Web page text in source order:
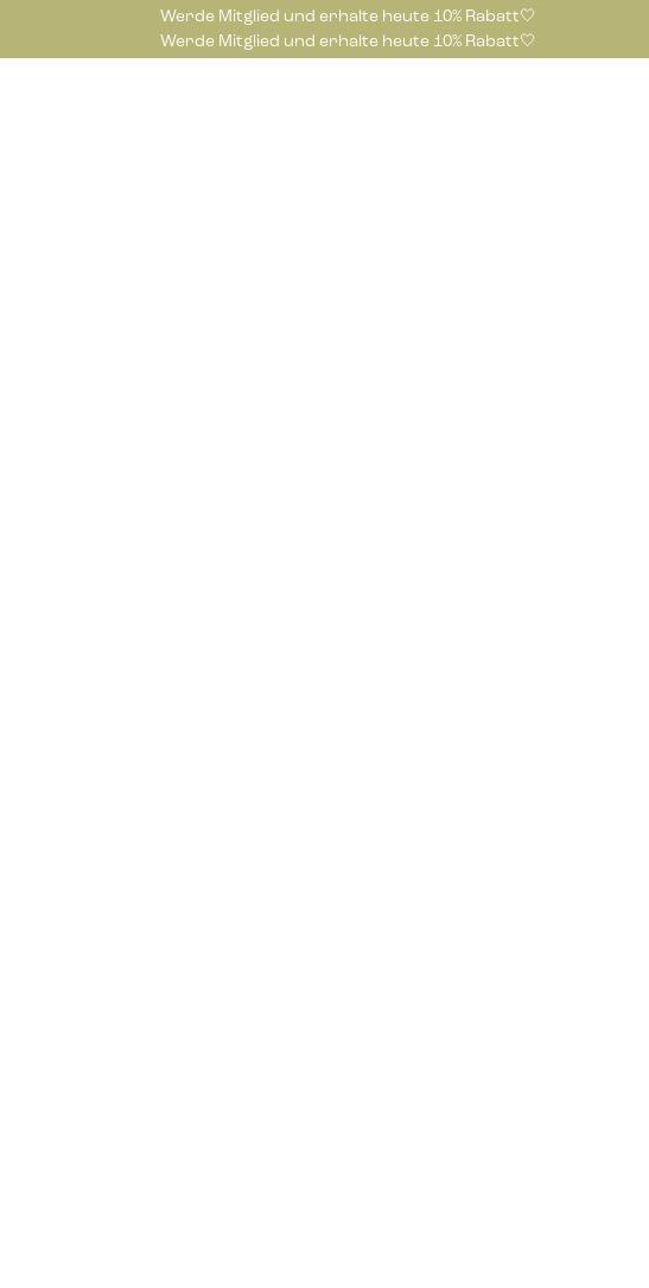
Werde Mitglied und erhalte heute 10% Rabatt🤍
Werde Mitglied und erhalte heute 10% Rabatt🤍